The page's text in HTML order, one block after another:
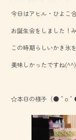
b
o
ok
今日はアヒル・ひよこ
お誕生会をしました！
この時期らしいかき
美味しかったですね
☆本日の様子（●＾o＾